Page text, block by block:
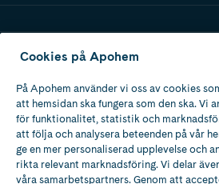
Ladda ner vår app
Apotek med tillstånd
av Läkemedelsverket
Cookies på Apohem
På Apohem använder vi oss av cookies
att hemsidan ska fungera som den ska. Vi
för funktionalitet, statistik och
att följa och analysera beteenden på vår
ge en mer personaliserad upplevelse och
rikta relevant marknadsföring. Vi delar
våra samarbetspartners. Genom att